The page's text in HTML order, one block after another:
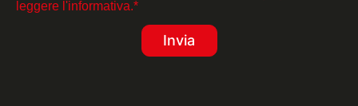
leggere l'informativa.*